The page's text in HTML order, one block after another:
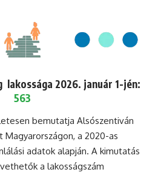
lakossága 2026. január 1-jén:
563
bemutatja Alsószentiván
a 2020-as
adatok alapján. A kimutatás
a lakosságszám